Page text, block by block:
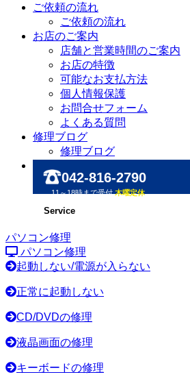
ご依頼の流れ
ご依頼の流れ
お店のご案内
店舗と営業時間のご案内
お店の特徴
可能なお支払方法
個人情報保護
お問合せフォーム
よくある質問
修理ブログ
修理ブログ
042-816-2790
11～18時まで受付木曜定休
Service
パソコン修理
パソコン修理
起動しない/電源が入らない
正常に起動しない
CD/DVDの修理
液晶画面の修理
キーボードの修理